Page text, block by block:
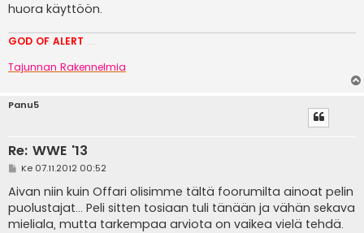
huora käyttöön.
GOD OF ALERT
Tajunnan Rakennelmia
Panu5
Re: WWE '13
V
e
s
t
i
Ke 07.11.2012 00:52
Aivan niin kuin Offari olisimme tältä foorumilta ainoat pelin
puolustajat... Peli sitten tosiaan tuli tänään ja vähän sekava
mieliala, mutta tarkempaa arviota on vaikea vielä tehdä.